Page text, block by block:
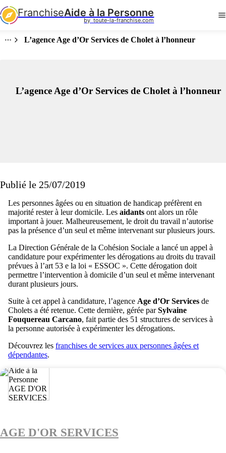
FranchiseAide à la Personne
by  toute-la-franchise.com
L’agence Age d’Or Services de Cholet à l’honneur
L’agence Age d’Or Services de Cholet à l’honneur
Publié le 25/07/2019
Les personnes âgées ou en situation de handicap préfèrent en
majorité rester à leur domicile. Les aidants ont alors un rôle
important à jouer. Malheureusement, le droit du travail n’autorise
pas la présence d’un seul et même intervenant sur plusieurs jours.
La Direction Générale de la Cohésion Sociale a lancé un appel à
candidature pour expérimenter les dérogations au droits du travail
prévues à l’art 53 e la loi « ESSOC ». Cette dérogation doit
permettre l’intervention à domicile d’un seul et même intervenant
durant plusieurs jours.
Suite à cet appel à candidature, l’agence Age d’Or Services de
Cholets a été retenue. Cette dernière, gérée parSylvaine
Fouquereau Carcano, fait partie des 51 structures de services à
la personne autorisée à expérimenter les dérogations.
Découvrez les franchises de services aux personnes âgées et
dépendantes.
AGE D'OR SERVICES